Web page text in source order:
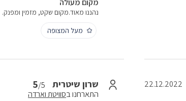
מקום מעולה
נהננו מאוד.מקום שקט, מזמין ומפנק.
מעל המצופה
22.12.2022 שרון שיטרית 5/5
התארחנו בסוויטת וארדה